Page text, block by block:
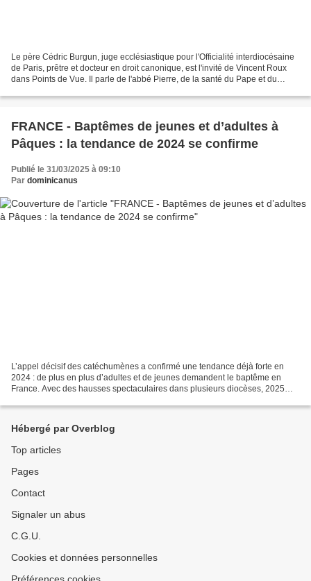
Le père Cédric Burgun, juge ecclésiastique pour l'Officialité interdiocésaine
de Paris, prêtre et docteur en droit canonique, est l'invité de Vincent Roux
dans Points de Vue. Il parle de l'abbé Pierre, de la santé du Pape et du
FRANCE - Baptêmes de jeunes et d’adultes à
Pâques : la tendance de 2024 se confirme
Publié le 31/03/2025 à 09:10
Par dominicanus
L’appel décisif des catéchumènes a confirmé une tendance déjà forte en
2024 : de plus en plus d’adultes et de jeunes demandent le baptême en
France. Avec des hausses spectaculaires dans plusieurs diocèses, 2025
Hébergé par Overblog
Top articles
Pages
Contact
Signaler un abus
C.G.U.
Cookies et données personnelles